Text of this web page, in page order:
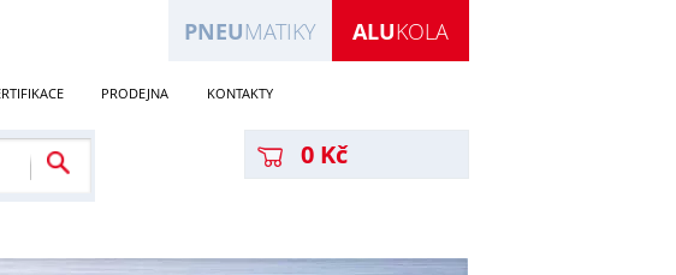
ALUKOLA
PNEUMATIKY
PRODEJNA KONTAKTY
0 Kč